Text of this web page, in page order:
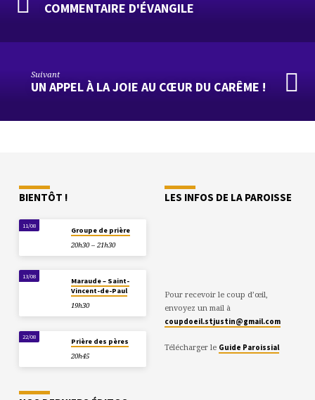
COMMENTAIRE D'ÉVANGILE
Suivant
UN APPEL À LA JOIE AU CŒUR DU CARÊME !
BIENTÔT !
11/08
Groupe de prière
20h30 – 21h30
13/08
Maraude – Saint-
Vincent-de-Paul
19h30
22/08
Prière des pères
20h45
LES INFOS DE LA PAROISSE
Pour recevoir le coup d’œil,
envoyez un mail à
coupdoeil.stjustin@gmail.com
Télécharger le Guide Paroissial